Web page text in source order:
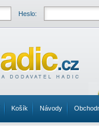
Heslo:
Košík Návody